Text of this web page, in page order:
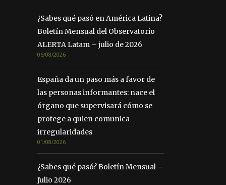
¿Sabes qué pasó en América Latina?
Boletín Mensual del Observatorio
ALERTA Latam – julio de 2026
06/08/2026
España da un paso más a favor de
las personas informantes: nace el
órgano que supervisará cómo se
protege a quien comunica
irregularidades
01/08/2026
¿Sabes qué pasó? Boletín Mensual –
Julio 2026